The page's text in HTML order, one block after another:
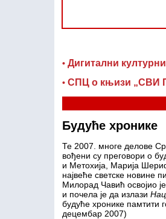
• Дигитални
• СПЦ о књизи „СВИ
Будуће хронике
Те 2007. многе делове
вођени су преговори о
и Метохија, Марија
највеће светске новине
Милорад Чавић освојио
и почела је да излази
будуће хронике памтити
децембар 2007)